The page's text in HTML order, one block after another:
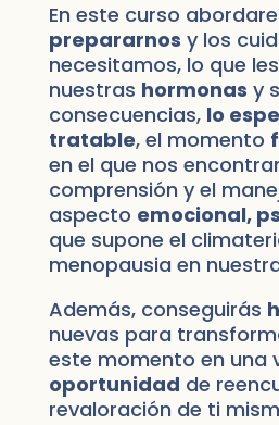
En este curso
prepararnos y los
necesitamos, lo que
nuestras hormonas y
consecuencias, lo
tratable, el momento
en el que nos
comprensión y el
aspecto emocional,
que supone el
menopausia en
Además, conseguirás
nuevas para
este momento en una
oportunidad de
revaloración de ti